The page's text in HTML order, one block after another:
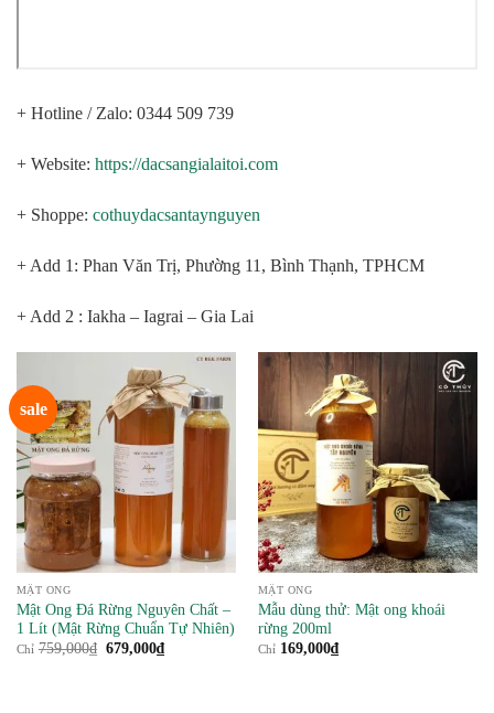
+ Hotline / Zalo: 0344 509 739
+ Website: https://dacsangialaitoi.com
+ Shoppe: cothuydacsantaynguyen
+ Add 1: Phan Văn Trị, Phường 11, Bình Thạnh, TPHCM
+ Add 2 : Iakha – Iagrai – Gia Lai
sale
MẬT ONG
Mật Ong Đá Rừng Nguyên Chất –
1 Lít (Mật Rừng Chuẩn Tự Nhiên)
Chỉ 759,000₫ Giá
679,000₫Giá
MẬT ONG
Mẫu dùng thử: Mật ong khoái
rừng 200ml
Chỉ 169,000₫